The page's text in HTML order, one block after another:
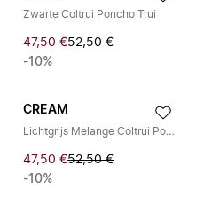
Zwarte Coltrui Poncho Trui
47,50 €52,50 €
-10%
CREAM
Lichtgrijs Melange Coltrui Poncho
47,50 €52,50 €
-10%